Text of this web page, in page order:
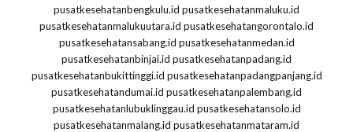
pusatkesehatanbengkulu.id pusatkesehatanmaluku.id
pusatkesehatanmalukuutara.id pusatkesehatangorontalo.id
pusatkesehatansabang.id pusatkesehatanmedan.id
pusatkesehatanbinjai.id pusatkesehatanpadang.id
pusatkesehatanbukittinggi.id pusatkesehatanpadangpanjang.id
pusatkesehatandumai.id pusatkesehatanpalembang.id
pusatkesehatanlubuklinggau.id pusatkesehatansolo.id
pusatkesehatanmalang.id pusatkesehatanmataram.id